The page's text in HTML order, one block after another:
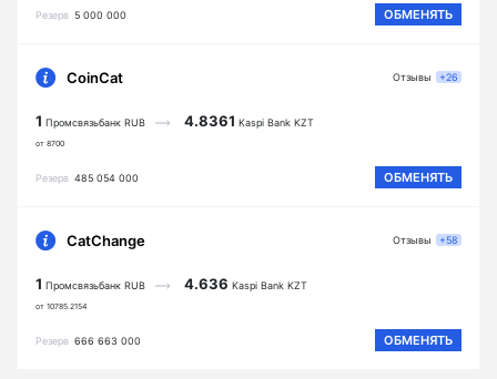
Резерв 5 000 000 ОБМЕНЯТЬ
CoinCat
1 Промсвязьбанк RUB
от 8700
4.8361 Kaspi Bank KZT
Резерв 485 054 000 ОБМЕНЯТЬ
Отзывы +26
CatChange
1 Промсвязьбанк RUB
от 10785.2154
4.636 Kaspi Bank KZT
Резерв 666 663 000 ОБМЕНЯТЬ
Отзывы +58